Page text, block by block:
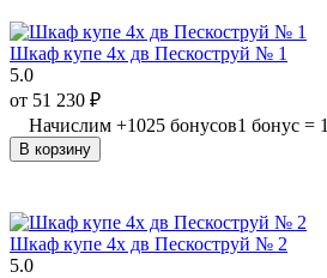
Шкаф купе 4х дв Пескоструй № 1
5.0
от 51 230 ₽
Начислим +1025 бонусов1 бонус =
В корзину
Шкаф купе 4х дв Пескоструй № 2
5.0